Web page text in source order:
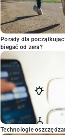
Porady dla
biegać od zera?
Technologie